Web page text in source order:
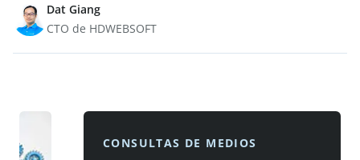
Dat Giang
CTO de HDWEBSOFT
CONSULTAS DE MEDIOS